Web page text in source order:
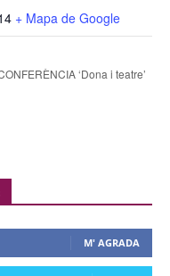
+ Mapa de Google
‘Dona i teatre’
M' AGRADA